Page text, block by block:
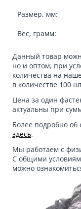
Размер, мм:
Вес, грамм:
Данный товар
но и оптом, при
количества на
в количестве 100
Цена за один
актуальны при
Более подробно
здесь.
Мы работаем с
С общими
можно